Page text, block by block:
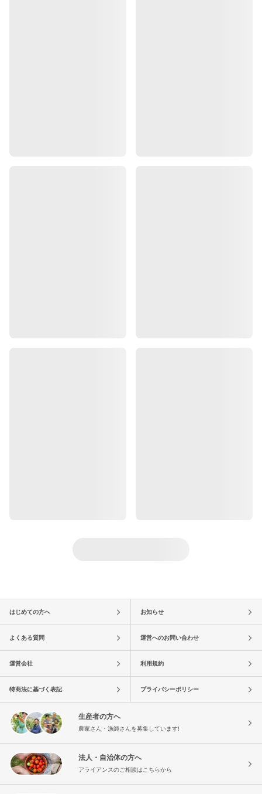
はじめての方へ お知らせ
よくある質問 運営へのお問い合わせ
運営会社 利用規約
特商法に基づく表記 プライバシーポリシー
生産者の方へ
農家さん・漁師さんを募集しています!
法人・自治体の方へ
アライアンスのご相談はこちらから